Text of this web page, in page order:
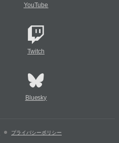
YouTube
Twitch
Bluesky
プライバシーポリシー